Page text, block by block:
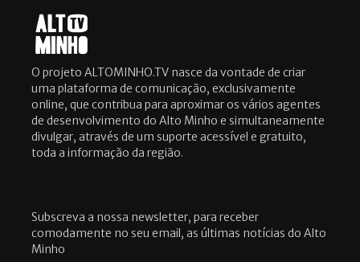
O projeto ALTOMINHO.TV nasce da vontade de criar
uma plataforma de comunicação, exclusivamente
online, que contribua para aproximar os vários agentes
de desenvolvimento do Alto Minho e simultaneamente
divulgar, através de um suporte acessível e gratuito,
toda a informação da região.
Subscreva a nossa newsletter, para receber
comodamente no seu email, as últimas notícias do Alto
Minho